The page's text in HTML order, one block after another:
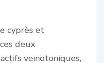
cyprès et
deux
veinotoniques,